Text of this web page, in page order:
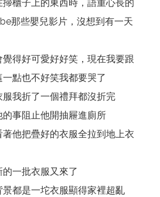
櫃子上的東西時，語重心長的
那些嬰兒影片，沒想到有一天
得好可愛好好笑，現在我要跟
點也不好笑我都要哭了
我折了一個禮拜都沒折完
事阻止他開抽屜進廁所
他把疊好的衣服全拉到地上衣
一批衣服又來了
都是一坨衣服顯得家裡超亂